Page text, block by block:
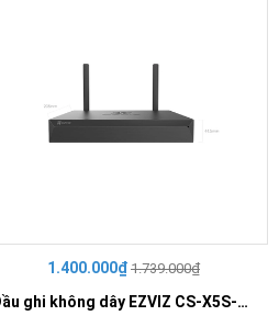
1.400.000₫ 1.739.000₫
Đầu ghi không dây EZVIZ CS-X5S-R100-8W